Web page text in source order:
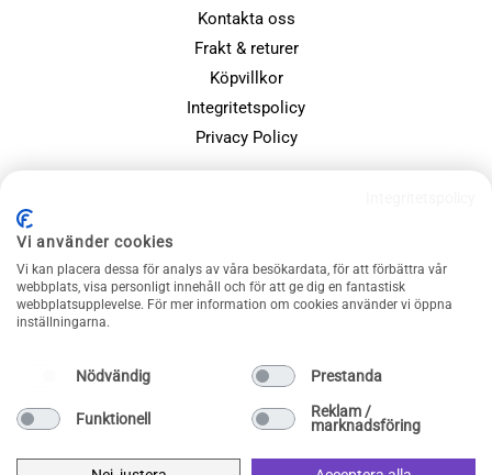
Kontakta oss
Frakt & returer
Köpvillkor
Integritetspolicy
Privacy Policy
Julklappsspelet
Merchandise
Vi använder cookies
Vi kan placera dessa för analys av våra besökardata, för att förbättra vår
webbplats, visa personligt innehåll och för att ge dig en fantastisk
webbplatsupplevelse. För mer information om cookies använder vi öppna
inställningarna.
Nödvändig Prestanda
Funktionell
Reklam /
marknadsföring